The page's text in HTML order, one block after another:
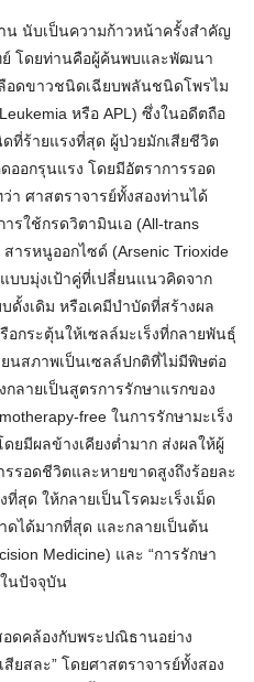
น นับเป็นความก้าวหน้าครั้งสำคัญ
ย์ โดยท่านคือผู้ค้นพบและพัฒนา
ลือดขาวชนิดเฉียบพลันชนิดโพรไม
หรือ APL) ซึ่งในอดีตถือ
ที่ร้ายแรงที่สุด ผู้ป่วยมักเสียชีวิต
ดออกรุนแรง โดยมีอัตราการรอด
า ศาสตราจารย์ทั้งสองท่านได้
รใช้กรดวิตามินเอ (All-trans
สารหนูออกไซด์ (Arsenic Trioxide
บบมุ่งเป้าคู่ที่เปลี่ยนแนวคิดจาก
ดั้งเดิม หรือเคมีบำบัดที่สร้างผล
อกระตุ้นให้เซลล์มะเร็งที่กลายพันธุ์
นสภาพเป็นเซลล์ปกติที่ไม่มีพิษต่อ
กลายเป็นสูตรการรักษาแรกของ
free ในการรักษามะเร็ง
ยมีผลข้างเคียงต่ำมาก ส่งผลให้ผู้
รอดชีวิตและหายขาดสูงถึงร้อยละ
สุด ให้กลายเป็นโรคมะเร็งเม็ด
ดได้มากที่สุด และกลายเป็นต้น
Medicine) และ “การรักษา
ในปัจจุบัน
ดคล้องกับพระปณิธานอย่าง
ยสละ” โดยศาสตราจารย์ทั้งสอง